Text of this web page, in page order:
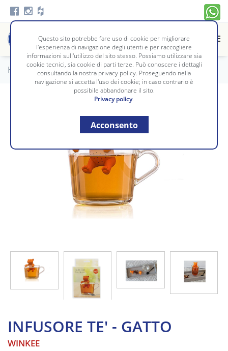
Home / Tavola e Cucina / IDEE REGALO
INFUSORE TE' - GATTO
WINKEE
Questo sito potrebbe fare uso di cookie per migliorare
l'esperienza di navigazione degli utenti e per raccogliere
informazioni sull'utilizzo del sito stesso. Possiamo utilizzare sia
cookie tecnici, sia cookie di parti terze. Può conoscere i dettagli
consultando la nostra privacy policy. Proseguendo nella
navigazione si accetta l'uso dei cookie; in caso contrario è
possibile abbandonare il sito.
Privacy policy.
Acconsento